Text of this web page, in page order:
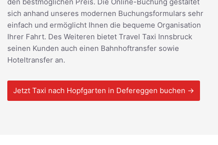
sich anhand unseres modernen Buchungsformulars sehr
einfach und ermöglicht Ihnen die bequeme Organisation
Ihrer Fahrt. Des Weiteren bietet Travel Taxi Innsbruck
seinen Kunden auch einen Bahnhoftransfer sowie
Hoteltransfer an.
Jetzt Taxi nach Hopfgarten in Defereggen buchen →